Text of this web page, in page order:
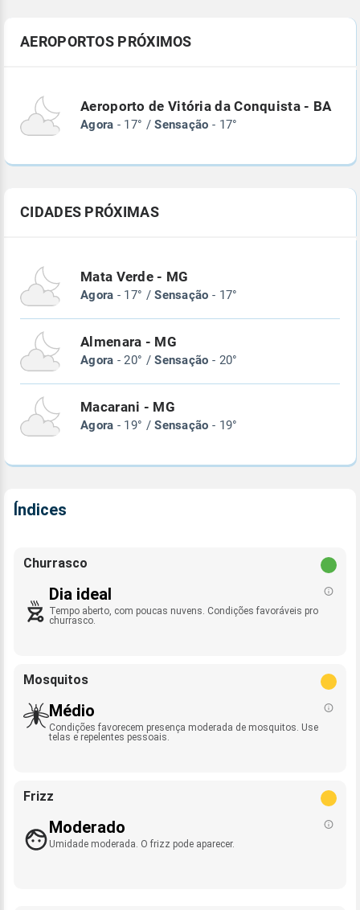
AEROPORTOS PRÓXIMOS
Aeroporto de Vitória da Conquista - BA
Agora - 17° /Sensação - 17°
CIDADES PRÓXIMAS
Mata Verde - MG
Agora - 17° /Sensação - 17°
Almenara - MG
Agora - 20° /Sensação - 20°
Macarani - MG
Agora - 19° /Sensação - 19°
Índices
Churrasco
Dia ideal
Tempo aberto, com poucas nuvens. Condições favoráveis pro
churrasco.
Mosquitos
Médio
Condições favorecem presença moderada de mosquitos. Use
telas e repelentes pessoais.
Frizz
Moderado
Umidade moderada. O frizz pode aparecer.